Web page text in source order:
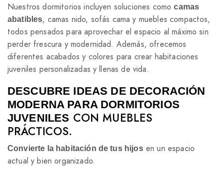
Nuestros dormitorios incluyen soluciones comocamas
abatibles, camas nido, sofás cama y muebles compactos,
todos pensados para aprovechar el espacio al máximo sin
perder frescura y modernidad. Además, ofrecemos
diferentes acabados y colores para crear habitaciones
juveniles personalizadas y llenas de vida.
DESCUBRE IDEAS DE DECORACIÓN
MODERNA PARA DORMITORIOS
JUVENILES CON MUEBLES
PRÁCTICOS.
Convierte la habitación de tus hijosen un espacio
actual y bien organizado.